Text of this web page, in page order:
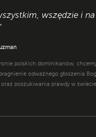
wszędzie i
polskich dominikanów,
odważnego głoszenia
poszukiwania prawdy w